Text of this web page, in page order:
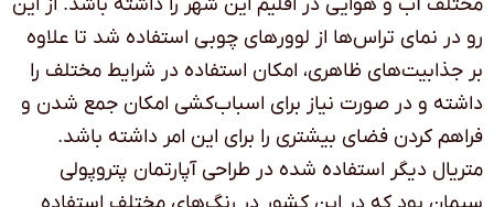
رو در نمای تراس‌ها از لوورهای چوبی استفاده شد تا علاوه
بر جذابیت‌های ظاهری، امکان استفاده در شرایط مختلف را
داشته و در صورت نیاز برای اسباب‌کشی امکان جمع شدن و
فراهم کردن فضای بیشتری را برای این امر داشته باشد.
متریال دیگر استفاده شده در طراحی آپارتمان پتروپولی